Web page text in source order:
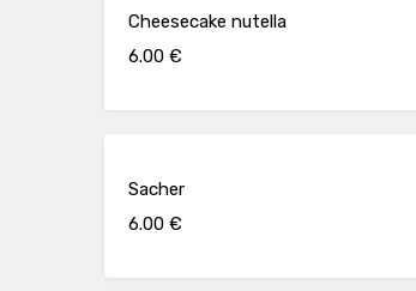
Cheesecake nutella
6.00 €
Sacher
6.00 €